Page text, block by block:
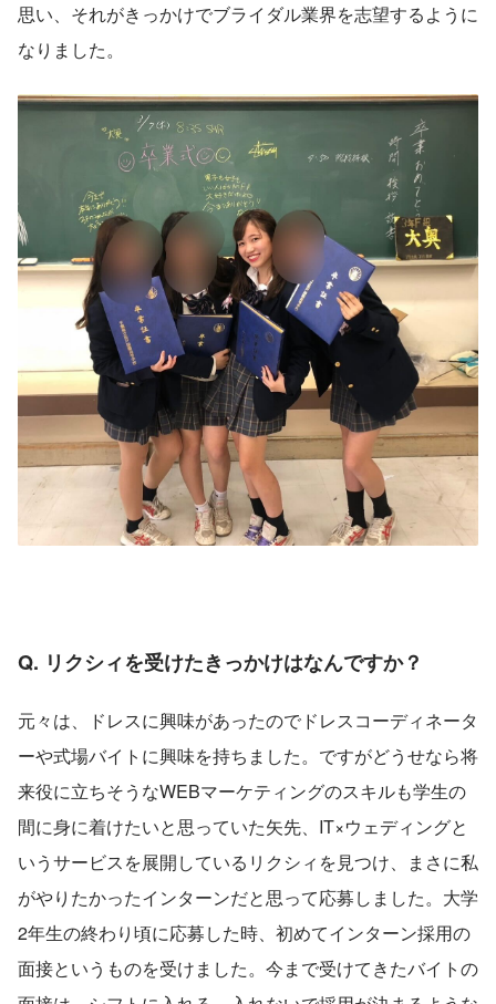
思い、それがきっかけでブライダル業界を志望するように
なりました。
Q. リクシィを受けたきっかけはなんですか？
元々は、ドレスに興味があったのでドレスコーディネータ
ーや式場バイトに興味を持ちました。ですがどうせなら将
来役に立ちそうなWEBマーケティングのスキルも学生の
間に身に着けたいと思っていた矢先、IT×ウェディングと
いうサービスを展開しているリクシィを見つけ、まさに私
がやりたかったインターンだと思って応募しました。大学
2年生の終わり頃に応募した時、初めてインターン採用の
面接というものを受けました。今まで受けてきたバイトの